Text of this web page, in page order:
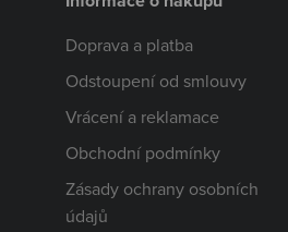
Doprava a platba
Odstoupení od smlouvy
Vrácení a reklamace
Obchodní podmínky
Zásady ochrany osobních
údajů